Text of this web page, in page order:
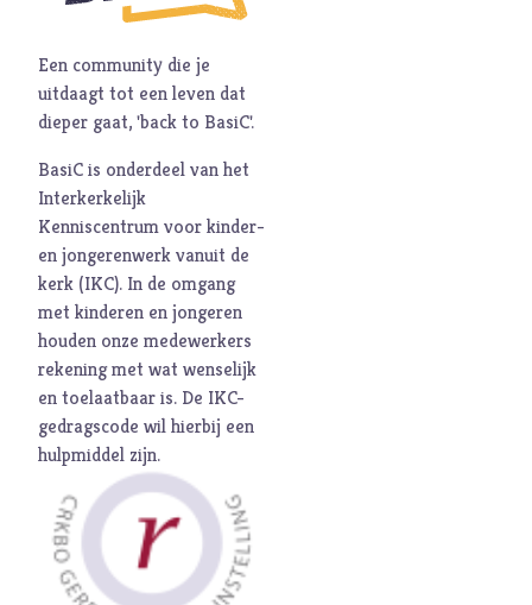
Een community die je
uitdaagt tot een leven dat
dieper gaat, 'back to BasiC'.
BasiC is onderdeel van het
Interkerkelijk
Kenniscentrum voor kinder-
en jongerenwerk vanuit de
kerk (IKC). In de omgang
met kinderen en jongeren
houden onze medewerkers
rekening met wat wenselijk
en toelaatbaar is. De IKC-
gedragscode wil hierbij een
hulpmiddel zijn.